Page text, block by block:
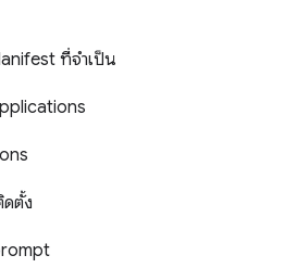
ที่จําเป็น
ตั้ง